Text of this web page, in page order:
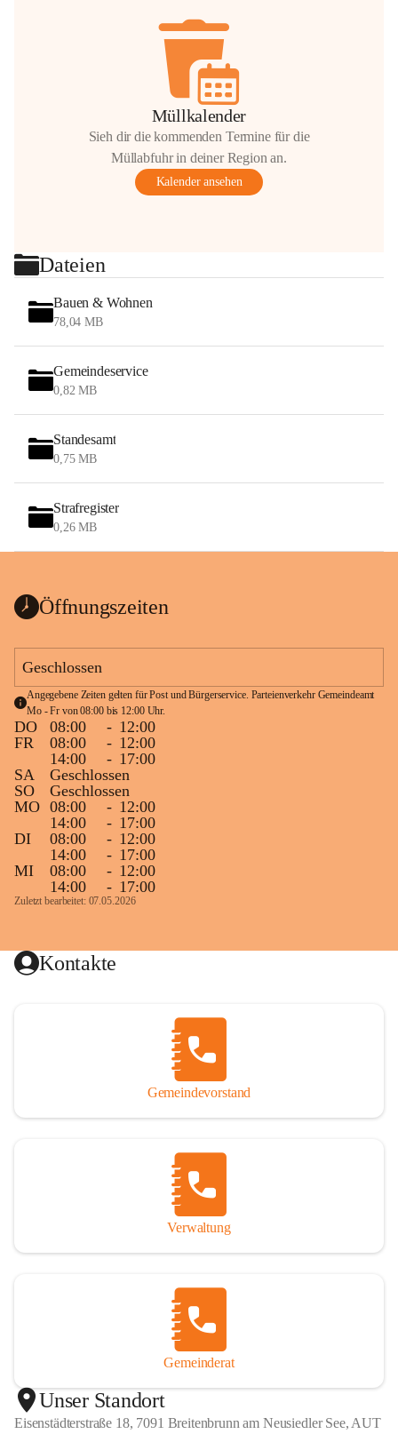
Müllkalender
Sieh dir die kommenden Termine für die
Müllabfuhr in deiner Region an.
Kalender ansehen
Dateien
Bauen & Wohnen
78,04 MB
Gemeindeservice
0,82 MB
Standesamt
0,75 MB
Strafregister
0,26 MB
Öffnungszeiten
Geschlossen
Angegebene Zeiten gelten für Post und Bürgerservice. Parteienverkehr Gemeindeamt
Mo - Fr von 08:00 bis 12:00 Uhr.
DO 08:00 - 12:00
FR
08:00 - 12:00
14:00
- 17:00
SA
Geschlossen
SO
Geschlossen
MO 08:00 - 12:00
14:00
- 17:00
DI
08:00 - 12:00
14:00
- 17:00
MI
08:00 - 12:00
14:00
- 17:00
Zuletzt bearbeitet: 07.05.2026
Kontakte
Gemeindevorstand
Verwaltung
Gemeinderat
Unser Standort
Eisenstädterstraße 18, 7091 Breitenbrunn am Neusiedler See, AUT